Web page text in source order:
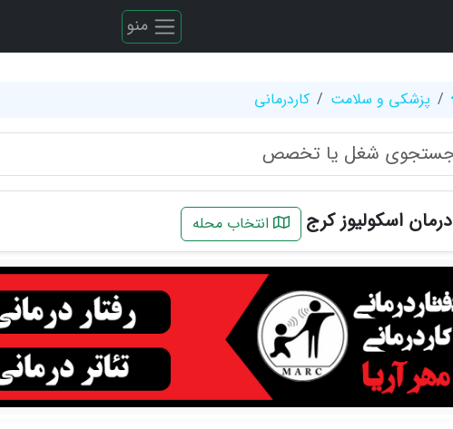
منو
پزشکی و سلامت کاردرمانی
درمان اسکولیوز کرج انتخاب محله